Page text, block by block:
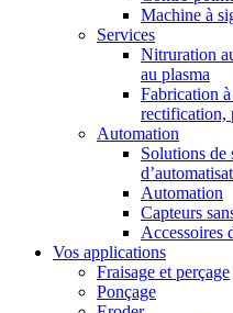
Machine à
Services
Nitruration
au plasma
Fabrication
rectification,
Automation
Solutions de
Automation
Capteurs
Accessoires
Vos applications
Fraisage et perçage
Ponçage